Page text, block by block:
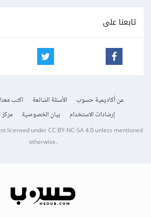
تابعنا على
عن أكاديمية حسوب الأسئلة الشائعة اكتب معنا
إرشادات الاستخدام
بيان الخصوصية
licensed underCC BY-NC-SA 4.0unless mentioned
otherwise.